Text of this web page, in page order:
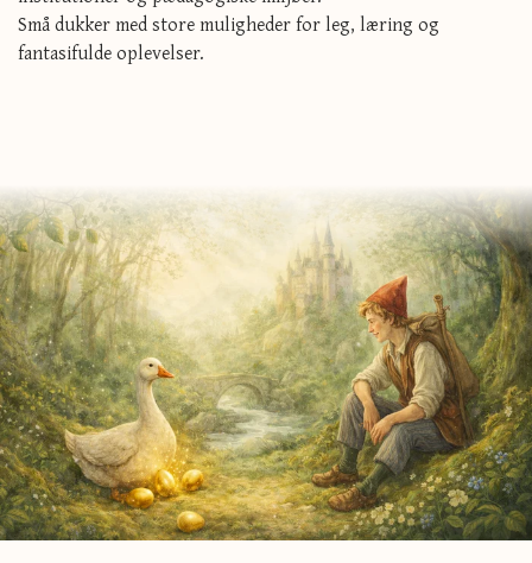
Små dukker med store muligheder for leg, læring og
fantasifulde oplevelser.